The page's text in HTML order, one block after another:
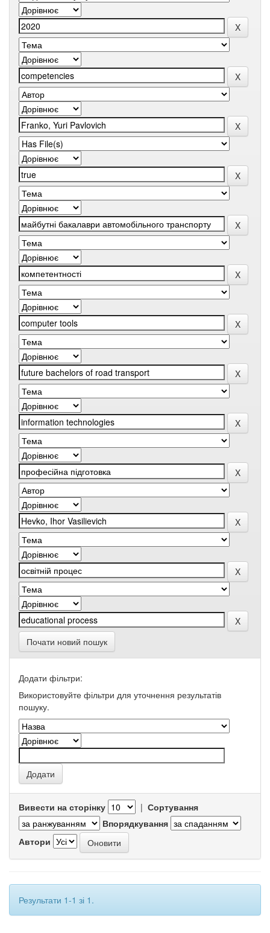
Почати новий пошук
Додати фільтри:
Використовуйте фільтри для уточнення результатів
пошуку.
Вивести на сторінку | Сортування
Впорядкування
Автори
Результати 1-1 зі 1.